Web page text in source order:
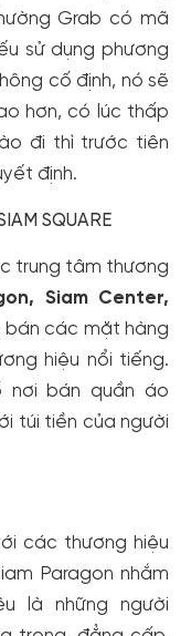
Grab có mã
sử dụng phương
cố định, nó sẽ
hơn, có lúc thấp
đi thì trước tiên
định.
SQUARE
trung tâm thương
Siam Center,
bán các mặt hàng
hiệu nổi tiếng.
nơi bán quần áo
túi tiền của người
các thương hiệu
Paragon nhắm
là những người